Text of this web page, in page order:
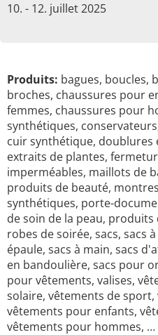
10. - 12. juillet 2025
Produits: bagues, boucles,
broches, chaussures pour
femmes, chaussures pour
synthétiques,
cuir synthétique, doublures
extraits de plantes,
imperméables, maillots de
produits de beauté,
synthétiques, porte-
de soin de la peau,
robes de soirée, sacs, sacs
épaule, sacs à main, sacs
en bandoulière, sacs pour
pour vêtements, valises,
solaire, vêtements de
vêtements pour enfants,
vêtements pour hommes, …